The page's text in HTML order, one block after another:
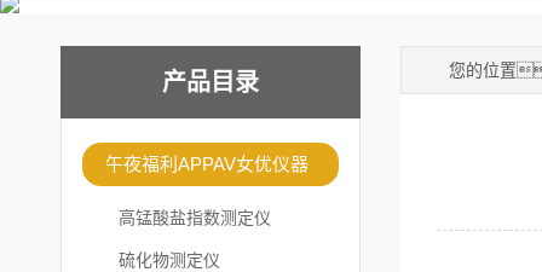
产品目录
午夜福利APPAV女优仪器
高锰酸盐指数测定仪
硫化物测定仪
您的位置